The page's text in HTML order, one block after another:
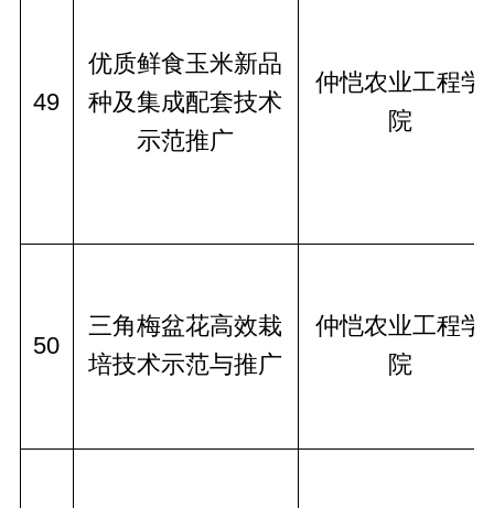
49
优质鲜食玉米新品
种及集成配套技术
示范推广
仲恺农业工程学
院
50
三角梅盆花高效栽
培技术示范与推广
仲恺农业工程学
院